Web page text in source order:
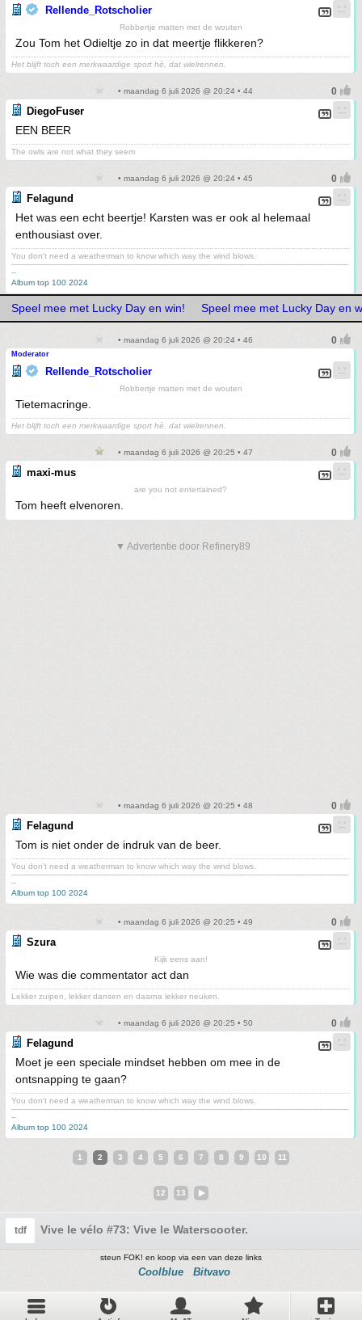
Rellende_Rotscholier
Robbertje matten met de wouten
Zou Tom het Odieltje zo in dat meertje flikkeren?
Het blijft toch een merkwaardige sport hè, dat wielrennen.
• maandag 6 juli 2026 @ 20:24 • 44
DiegoFuser
EEN BEER
The owls are not what they seem
• maandag 6 juli 2026 @ 20:24 • 45
Felagund
Het was een echt beertje! Karsten was er ook al helemaal
enthousiast over.
You don't need a weatherman to know which way the wind blows.
-------------------------------------------------------------------------------------------------------------------------------------------
--
Album top 100 2024
Speel mee met Lucky Day en win! Speel mee met Lucky Day en
• maandag 6 juli 2026 @ 20:24 • 46
Moderator
Rellende_Rotscholier
Robbertje matten met de wouten
Tietemacringe.
Het blijft toch een merkwaardige sport hè, dat wielrennen.
• maandag 6 juli 2026 @ 20:25 • 47
maxi-mus
are you not entertained?
Tom heeft elvenoren.
▼ Advertentie door Refinery89
• maandag 6 juli 2026 @ 20:25 • 48
Felagund
Tom is niet onder de indruk van de beer.
You don't need a weatherman to know which way the wind blows.
-------------------------------------------------------------------------------------------------------------------------------------------
--
Album top 100 2024
• maandag 6 juli 2026 @ 20:25 • 49
Szura
Kijk eens aan!
Wie was die commentator act dan
Lekker zuipen, lekker dansen en daarna lekker neuken.
• maandag 6 juli 2026 @ 20:25 • 50
Felagund
Moet je een speciale mindset hebben om mee in de
ontsnapping te gaan?
You don't need a weatherman to know which way the wind blows.
-------------------------------------------------------------------------------------------------------------------------------------------
--
Album top 100 2024
1 2 3 4 5 6 7 8 9 10 11
12 13
tdf Vive le vélo #73: Vive le Waterscooter.
steun FOK! en koop via een van deze links
Coolblue Bitvavo